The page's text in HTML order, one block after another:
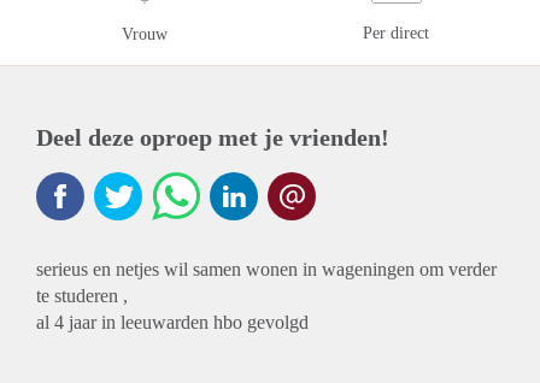
Vrouw Per direct
Deel deze oproep met je vrienden!
serieus en netjes wil samen wonen in wageningen om verder
te studeren ,
al 4 jaar in leeuwarden hbo gevolgd